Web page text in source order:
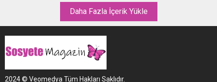
York'taki Madison Square
Garden'da düzenlenen
görkemli törenle dünyaevine
çarpıcı detaylar ortaya çıktı...
Daha Fazla İçerik Yükle
2024 © Veomedya Tüm Hakları Saklıdır.